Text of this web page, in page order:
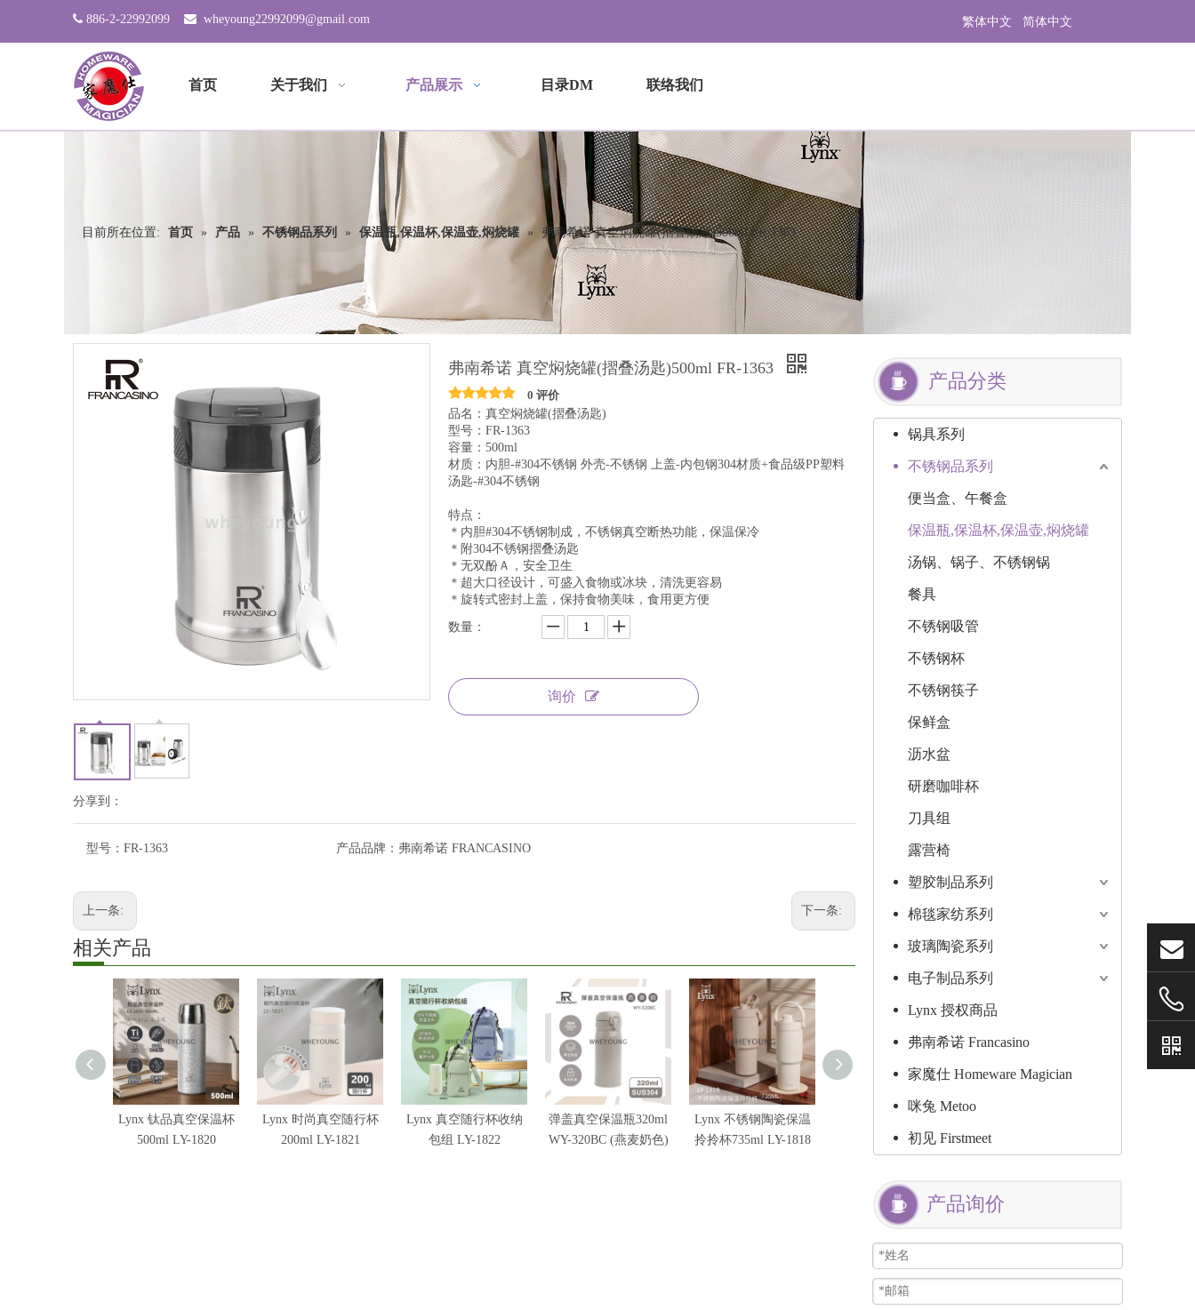
 886-2-22992099  wheyoung22992099@gmail.com 繁体中文 简体中文
首页 关于我们 产品展示 目录DM 联络我们
目前所在位置: 首页 » 产品 » 不锈钢品系列 » 保温瓶,保温杯,保温壶,焖烧罐 » 弗南希诺 真空焖烧罐(摺叠汤匙)500ml FR-1363
分享到：
弗南希诺 真空焖烧罐(摺叠汤匙)500ml FR-1363
0 评价
品名：真空焖烧罐(摺叠汤匙)
型号：FR-1363
容量：500ml
材质：内胆-#304不锈钢 外壳-不锈钢 上盖-内包钢304材质+食品级PP塑料
汤匙-#304不锈钢
特点：
＊内胆#304不锈钢制成，不锈钢真空断热功能，保温保冷
＊附304不锈钢摺叠汤匙
＊无双酚Ａ，安全卫生
＊超大口径设计，可盛入食物或冰块，清洗更容易
＊旋转式密封上盖，保持食物美味，食用更方便
数量：
询价
型号： FR-1363 产品品牌： 弗南希诺 FRANCASINO
上一条: 下一条:
相关产品
Lynx 钛品真空保温杯
500ml LY-1820
Lynx 时尚真空随行杯
200ml LY-1821
Lynx 真空随行杯收纳
包组 LY-1822
弹盖真空保温瓶320ml
WY-320BC (燕麦奶色)
Lynx 不锈钢陶瓷保温
拎拎杯735ml LY-1818
温杯900ml LY-1816
瓷随行杯560ml FR-
产品分类
锅具系列
不锈钢品系列
便当盒、午餐盒
保温瓶,保温杯,保温壶,焖烧罐
汤锅、锅子、不锈钢锅
餐具
不锈钢吸管
不锈钢杯
不锈钢筷子
保鲜盒
沥水盆
研磨咖啡杯
刀具组
露营椅
塑胶制品系列
棉毯家纺系列
玻璃陶瓷系列
电子制品系列
Lynx 授权商品
弗南希诺 Francasino
家魔仕 Homeware Magician
咪兔 Metoo
初见 Firstmeet
产品询价